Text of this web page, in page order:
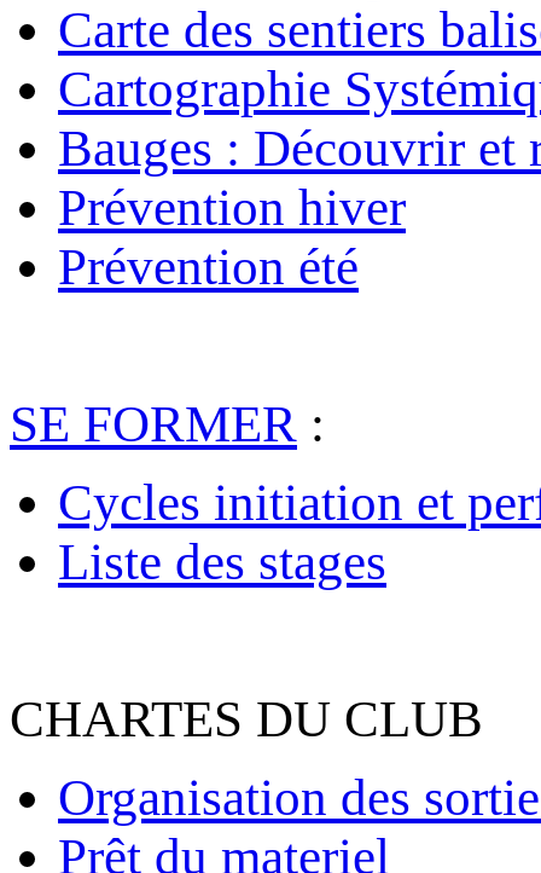
Carte des sentiers
Cartographie
Bauges : Découvrir et
Prévention hiver
Prévention été
SE FORMER :
Cycles initiation et
Liste des stages
CHARTES DU CLUB
Organisation des
Prêt du materiel